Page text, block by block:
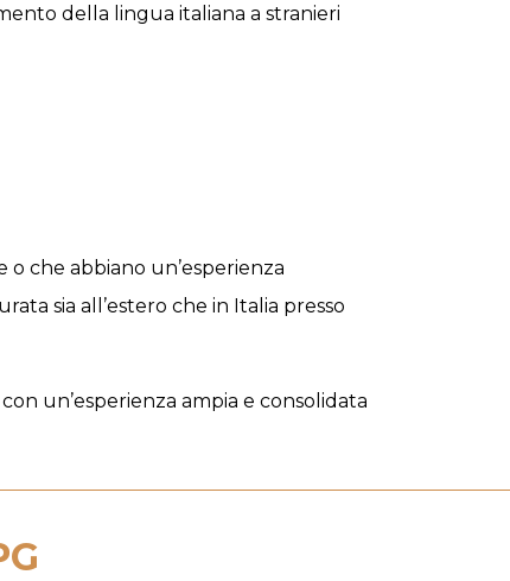
della lingua italiana a stranieri
che abbiano un’esperienza
sia all’estero che in Italia presso
un’esperienza ampia e consolidata